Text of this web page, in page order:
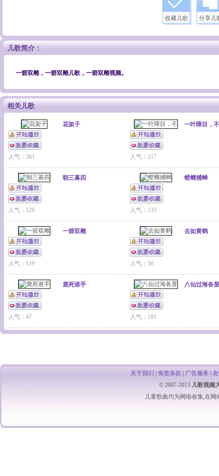
收藏儿歌 分享儿
儿歌简介：
一箭双雕，一箭双雕儿歌，一箭双雕视频。
相关儿歌
花架子
人气：361
一叶障目，不
人气：217
朝三暮四
人气：126
螳螂捕蝉
人气：135
一箭双雕
人气：119
去如黄鹤
人气：50
鹿死谁手
人气：47
八仙过海各显
人气：181
关于我们 免责条款 广告服务
© 2007-2013 儿歌视频
儿童歌曲均为网络收集,在网